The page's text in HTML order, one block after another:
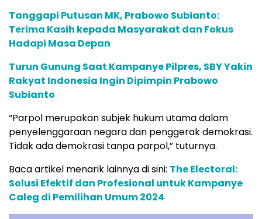
Tanggapi Putusan MK, Prabowo Subianto:
Terima Kasih kepada Masyarakat dan Fokus
Hadapi Masa Depan
Turun Gunung Saat Kampanye Pilpres, SBY Yakin
Rakyat Indonesia Ingin Dipimpin Prabowo
Subianto
“Parpol merupakan subjek hukum utama dalam
penyelenggaraan negara dan penggerak demokrasi.
Tidak ada demokrasi tanpa parpol,” tuturnya.
Baca artikel menarik lainnya di sini: The Electoral:
Solusi Efektif dan Profesional untuk Kampanye
Caleg di Pemilihan Umum 2024